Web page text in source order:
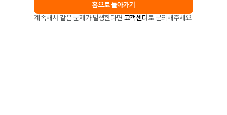
홈으로 돌아가기
계속해서 같은 문제가 발생한다면 고객센터로 문의해주세요.